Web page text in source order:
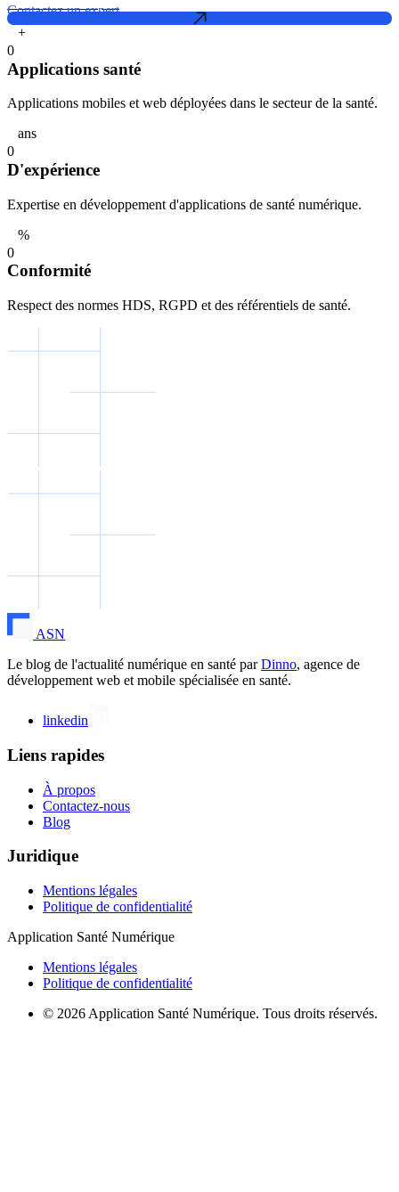
0
+
Applications santé
Applications mobiles et web déployées dans le secteur de la santé.
0
ans
D'expérience
Expertise en développement d'applications de santé numérique.
0
%
Conformité
Respect des normes HDS, RGPD et des référentiels de santé.
ASN
Le blog de l'actualité numérique en santé parDinno, agence de
développement web et mobile spécialisée en santé.
linkedin
Liens rapides
À propos
Contactez-nous
Blog
Juridique
Mentions légales
Politique de confidentialité
Application Santé Numérique
Mentions légales
Politique de confidentialité
© 2026 Application Santé Numérique. Tous droits réservés.